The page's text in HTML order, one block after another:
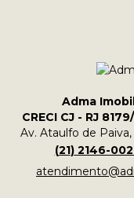
Adma
CRECI CJ - RJ
Av. Ataulfo de
(21)2146-